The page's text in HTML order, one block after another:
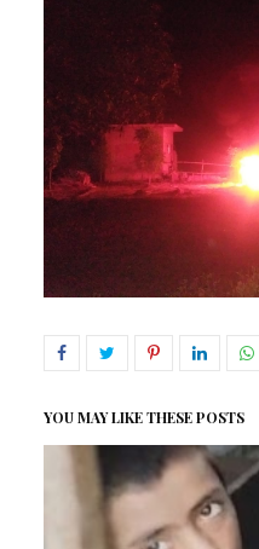
YOU MAY LIKE THESE POSTS